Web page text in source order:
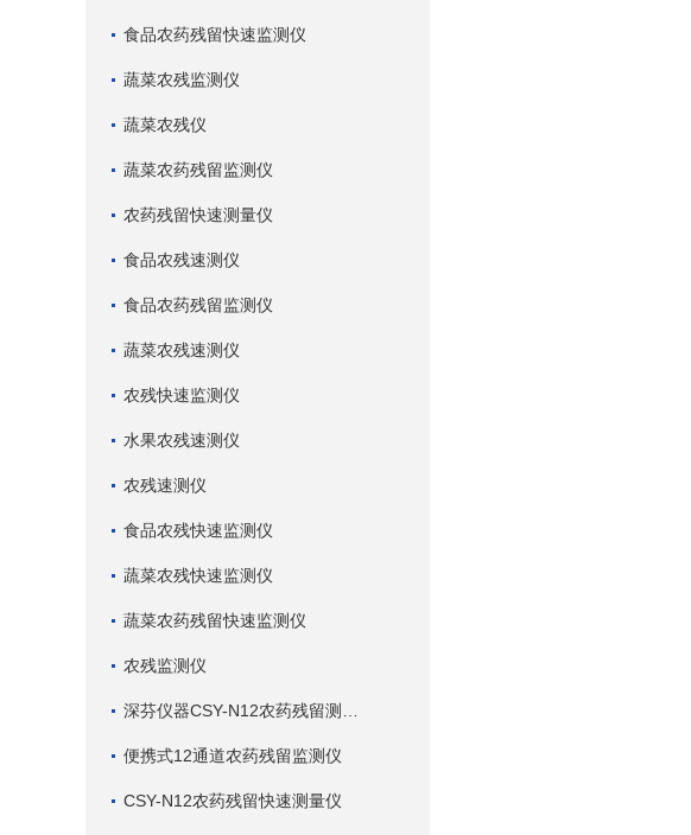
食品农药残留快速监测仪
蔬菜农残监测仪
蔬菜农残仪
蔬菜农药残留监测仪
农药残留快速测量仪
食品农残速测仪
食品农药残留监测仪
蔬菜农残速测仪
农残快速监测仪
水果农残速测仪
农残速测仪
食品农残快速监测仪
蔬菜农残快速监测仪
蔬菜农药残留快速监测仪
农残监测仪
便携式12通道农药残留监测仪
CSY-N12农药残留快速测量仪